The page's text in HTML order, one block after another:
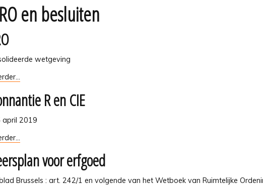
en besluiten
wetgeving
R en CIE
april 2019
voor erfgoed
Brussels : art. 242/1 en volgende van het Wetboek van Ruimtelijke